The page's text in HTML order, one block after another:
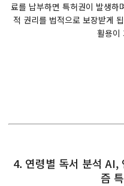
료를 납부하면 특허권이 발생하
적 권리를 법적으로 보장받게
활용이
4. 연령별 독서 분석 AI,
즘